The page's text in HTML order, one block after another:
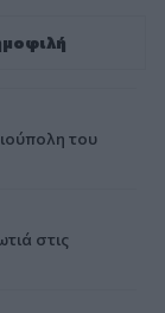
του
στις